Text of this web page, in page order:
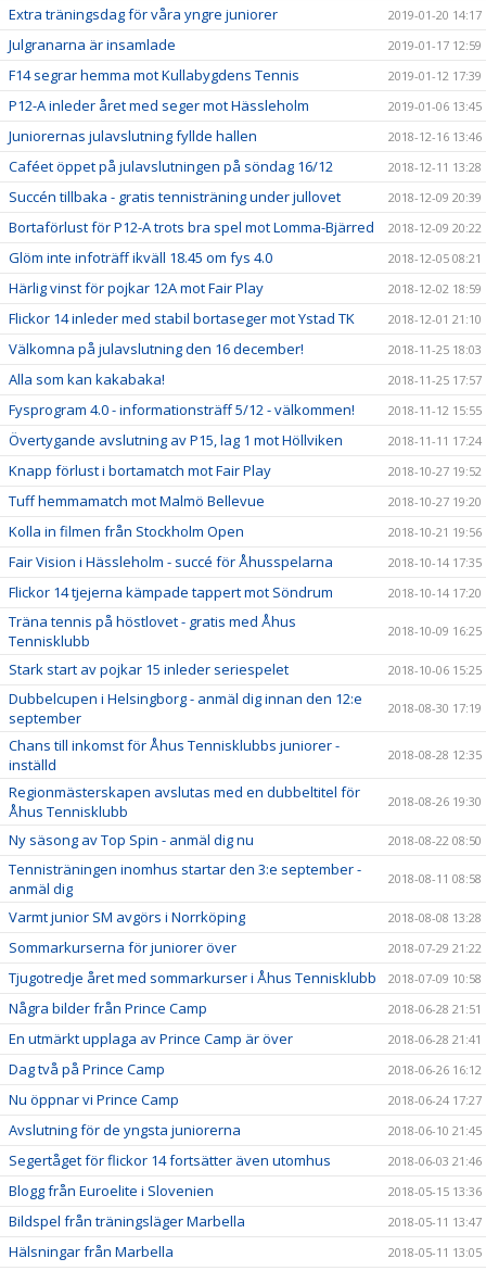
Extra träningsdag för våra yngre juniorer 2019-01-20 14:17
Julgranarna är insamlade 2019-01-17 12:59
F14 segrar hemma mot Kullabygdens Tennis 2019-01-12 17:39
P12-A inleder året med seger mot Hässleholm 2019-01-06 13:45
Juniorernas julavslutning fyllde hallen 2018-12-16 13:46
Caféet öppet på julavslutningen på söndag 16/12 2018-12-11 13:28
Succén tillbaka - gratis tennisträning under jullovet 2018-12-09 20:39
Bortaförlust för P12-A trots bra spel mot Lomma-Bjärred 2018-12-09 20:22
Glöm inte infoträff ikväll 18.45 om fys 4.0 2018-12-05 08:21
Härlig vinst för pojkar 12A mot Fair Play 2018-12-02 18:59
Flickor 14 inleder med stabil bortaseger mot Ystad TK 2018-12-01 21:10
Välkomna på julavslutning den 16 december! 2018-11-25 18:03
Alla som kan kakabaka! 2018-11-25 17:57
Fysprogram 4.0 - informationsträff 5/12 - välkommen! 2018-11-12 15:55
Övertygande avslutning av P15, lag 1 mot Höllviken 2018-11-11 17:24
Knapp förlust i bortamatch mot Fair Play 2018-10-27 19:52
Tuff hemmamatch mot Malmö Bellevue 2018-10-27 19:20
Kolla in filmen från Stockholm Open 2018-10-21 19:56
Fair Vision i Hässleholm - succé för Åhusspelarna 2018-10-14 17:35
Flickor 14 tjejerna kämpade tappert mot Söndrum 2018-10-14 17:20
Träna tennis på höstlovet - gratis med Åhus
Tennisklubb
2018-10-09 16:25
Stark start av pojkar 15 inleder seriespelet 2018-10-06 15:25
Dubbelcupen i Helsingborg - anmäl dig innan den 12:e
september
2018-08-30 17:19
Chans till inkomst för Åhus Tennisklubbs juniorer -
inställd
2018-08-28 12:35
Regionmästerskapen avslutas med en dubbeltitel för
Åhus Tennisklubb
2018-08-26 19:30
Ny säsong av Top Spin - anmäl dig nu 2018-08-22 08:50
Tennisträningen inomhus startar den 3:e september -
anmäl dig
2018-08-11 08:58
Varmt junior SM avgörs i Norrköping 2018-08-08 13:28
Sommarkurserna för juniorer över 2018-07-29 21:22
Tjugotredje året med sommarkurser i Åhus Tennisklubb 2018-07-09 10:58
Några bilder från Prince Camp 2018-06-28 21:51
En utmärkt upplaga av Prince Camp är över 2018-06-28 21:41
Dag två på Prince Camp 2018-06-26 16:12
Nu öppnar vi Prince Camp 2018-06-24 17:27
Avslutning för de yngsta juniorerna 2018-06-10 21:45
Segertåget för flickor 14 fortsätter även utomhus 2018-06-03 21:46
Blogg från Euroelite i Slovenien 2018-05-15 13:36
Bildspel från träningsläger Marbella 2018-05-11 13:47
Hälsningar från Marbella 2018-05-11 13:05